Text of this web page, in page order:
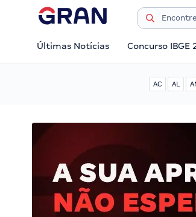
Últimas Notícias Concurso IBGE
AC AL